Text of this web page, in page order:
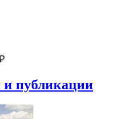
и публикации